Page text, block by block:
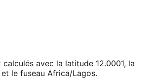
calculés avec la latitude 12.0001, la
le fuseau Africa/Lagos.